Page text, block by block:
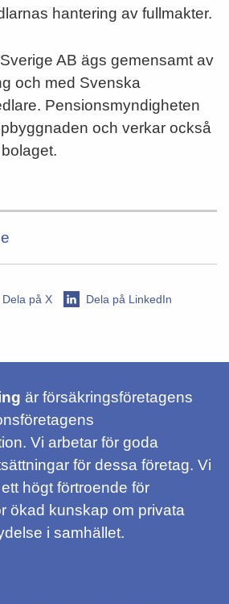
hantering av fullmakter.
AB ägs gemensamt av
och med Svenska
Pensionsmyndigheten
och verkar också
Dela på X
Dela på LinkedIn
är försäkringsföretagens
Vi arbetar för goda
för dessa företag. Vi
högt förtroende för
ökad kunskap om privata
i samhället.